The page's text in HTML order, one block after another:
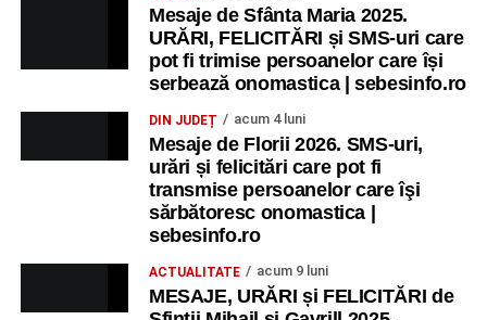
Mesaje de Sfânta Maria 2025.
URĂRI, FELICITĂRI și SMS-uri care
pot fi trimise persoanelor care își
serbează onomastica | sebesinfo.ro
DIN JUDEȚ acum 4 luni
Mesaje de Florii 2026. SMS-uri,
urări și felicitări care pot fi
transmise persoanelor care îşi
sărbătoresc onomastica |
sebesinfo.ro
ACTUALITATE acum 9 luni
MESAJE, URĂRI și FELICITĂRI de